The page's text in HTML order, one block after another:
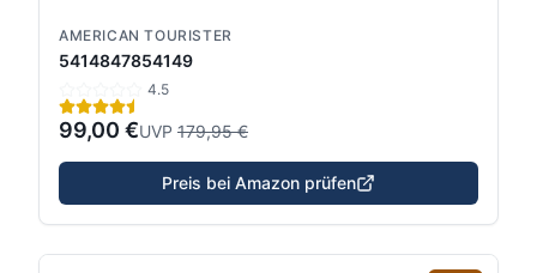
AMERICAN TOURISTER
5414847854149
4.5
99,00 €UVP 179,95 €
Preis bei Amazon prüfen